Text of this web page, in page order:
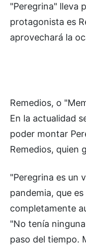
"Peregrina" lleva
protagonista es
aprovechará la
Remedios, o
En la actualidad
poder montar
Remedios, quien
"Peregrina es un
pandemia, que
completamente
"No tenía
paso del tiempo.